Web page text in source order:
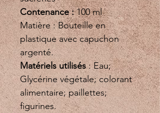
Contenance : 100 ml
Matière : Bouteille en
plastique avec capuchon
argenté.
Matériels utilisés : Eau;
Glycérine végétale; colorant
alimentaire; paillettes;
figurines.